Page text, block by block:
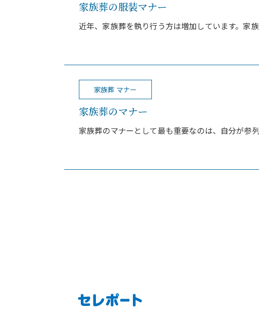
家族葬の服装マナー
近年、家族葬を執り行う方は増加しています。家
家族葬 マナー
家族葬のマナー
家族葬のマナーとして最も重要なのは、自分が参